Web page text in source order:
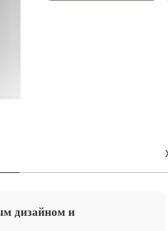
дизайном и